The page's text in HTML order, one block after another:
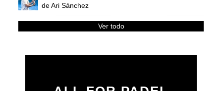
de Ari Sánchez
Ver todo